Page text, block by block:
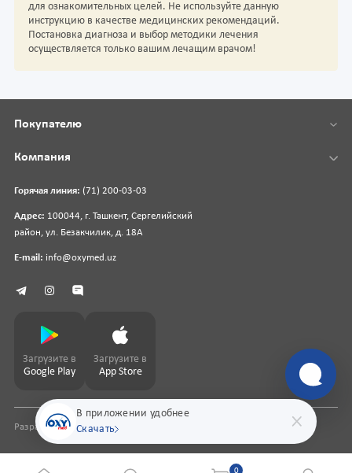
для ознакомительных целей. Не используйте данную
инструкцию в качестве медицинских рекомендаций.
Постановка диагноза и выбор методики лечения
осуществляется только вашим лечащим врачом!
В приложении удобнее
Скачать
Горячая линия: (71) 200-03-03
Адрес: 100044, г. Ташкент, Сергелийский
район, ул. Безакчилик, д. 18А
E-mail: info@oxymed.uz
Покупателю
Компания
Загрузите в
Google Play
Загрузите в
App Store
Разработка сайтаpharmit.uz
0